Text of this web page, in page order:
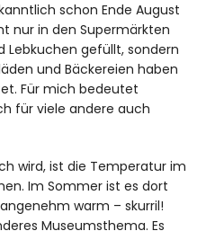
schon Ende August
nur in den Supermärkten
Lebkuchen gefüllt, sondern
und Bäckereien haben
Für mich bedeutet
für viele andere auch
wird, ist die Temperatur im
Im Sommer ist es dort
warm – skurril!
Museumsthema. Es